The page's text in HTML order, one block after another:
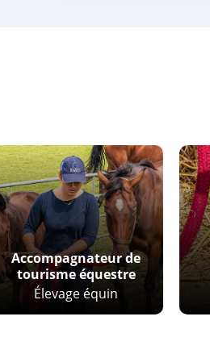
Accompagnateur de
tourisme équestre
Élevage équin